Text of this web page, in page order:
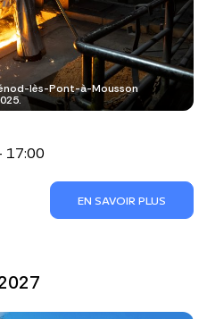
lès-Pont-à-Mousson
17:00
EN SAVOIR PLUS